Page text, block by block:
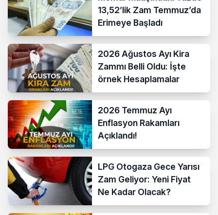
13,52’lik Zam Temmuz’da
Erimeye Başladı
2026 Ağustos Ayı Kira
Zammı Belli Oldu: İşte
örnek Hesaplamalar
2026 Temmuz Ayı
Enflasyon Rakamları
Açıklandı!
LPG Otogaza Gece Yarısı
Zam Geliyor: Yeni Fiyat
Ne Kadar Olacak?